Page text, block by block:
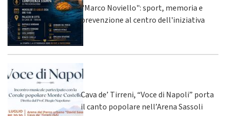
"Marco Noviello": sport, memoria e
prevenzione al centro dell'iniziativa
Cava de’ Tirreni, “Voce di Napoli” porta
il canto popolare nell’Arena Sassoli